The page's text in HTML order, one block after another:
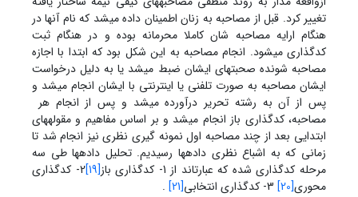
تغییر کرد. قبل از مصاحبه به زنان اطمینان داده می‏شد که نام آنها در
هنگام ارایه مصاحبه شان کاملا محرمانه بوده و در هنگام ثبت
کدگذاری می‏شود. انجام مصاحبه به این شکل بود که ابتدا با اجازه
مصاحبه شونده صحبت‏های ایشان ضبط می‏شد یا به دلیل درخواست
ایشان مصاحبه به صورت تلفنی یا اینترنتی با ایشان انجام میشد و
پس از آن به رشته تحریر درآورده میشد و پس از انجام هر
مصاحبه، کدگذاری باز انجام می‏شد و بر اساس مفاهیم و مقوله‏های
ابتدایی بعد از چند مصاحبه اول نمونه گیری نظری نیز انجام شد تا
زمانی که به اشباع نظری داده‏ها رسیدیم. تحلیل داده‏ها طی سه
مرحله کدگذاری شده که عبارت‏اند از 1- کدگذاری باز
[19]
2- کدگذاری
محوری[20]
[21]
.